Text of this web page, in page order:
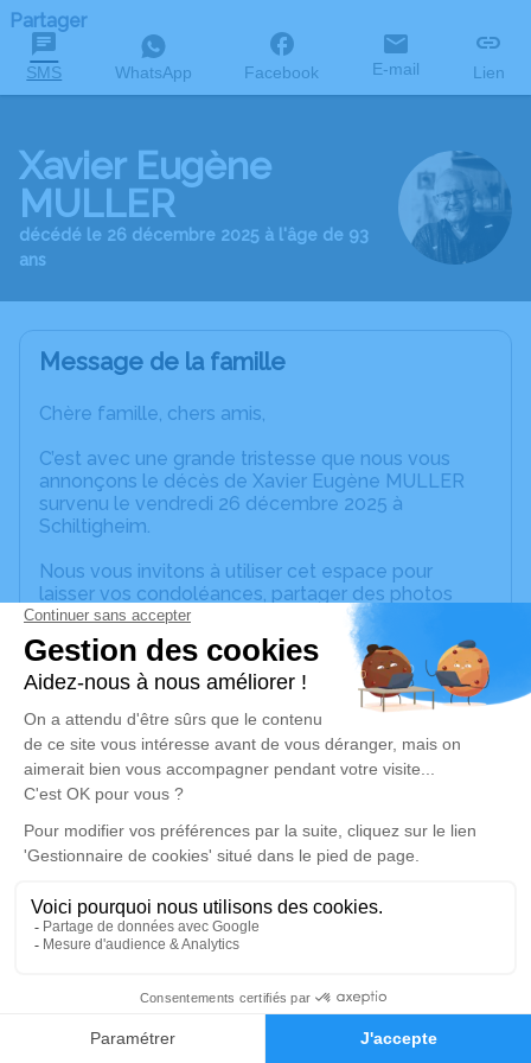
Faire-part Hommages
Partager
SMS WhatsApp Facebook E-mail Lien
Xavier Eugène
MULLER
décédé le 26 décembre 2025 à l'âge de 93
ans
Message de la famille
Chère famille, chers amis,
C’est avec une grande tristesse que nous vous
annonçons le décès de Xavier Eugène MULLER
survenu le vendredi 26 décembre 2025 à
Schiltigheim.
Nous vous invitons à utiliser cet espace pour
laisser vos condoléances, partager des photos
souvenirs, une anecdote ou exprimer vos pensées
à travers des poèmes ou des textes. Cet endroit
est un lieu d'expression dédié à honorer la
mémoire de Xavier Eugène MULLER.
Je rends hommage
Cérémonie religieuse
samedi 03 janvier 2026 à 14h30
6 rue de la Mairie
67520 Marlenheim
Je rends hommage